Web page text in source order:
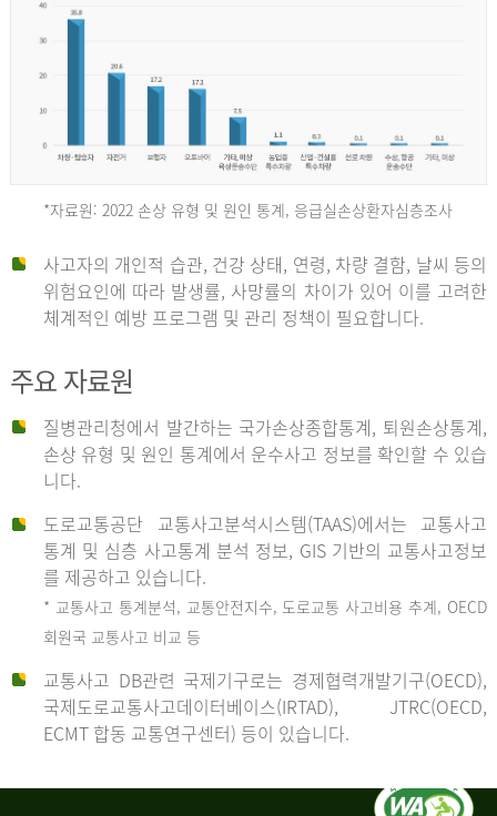
사
*자료원: 2022 손상 유형 및 원인 통계, 응급실손상환자심층조사
사고자의 개인적 습관, 건강 상태, 연령, 차량 결함, 날씨 등의
위험요인에 따라 발생률, 사망률의 차이가 있어 이를 고려한
체계적인 예방 프로그램 및 관리 정책이 필요합니다.
주요 자료원
질병관리청에서 발간하는 국가손상종합통계, 퇴원손상통계,
손상 유형 및 원인 통계에서 운수사고 정보를 확인할 수 있습
니다.
도로교통공단 교통사고분석시스템(TAAS)에서는 교통사고
통계 및 심층 사고통계 분석 정보, GIS 기반의 교통사고정보
를 제공하고 있습니다.
* 교통사고 통계분석, 교통안전지수, 도로교통 사고비용 추계, OECD
회원국 교통사고 비교 등
교통사고 DB관련 국제기구로는 경제협력개발기구(OECD),
국제도로교통사고데이터베이스(IRTAD), JTRC(OECD,
ECMT 합동 교통연구센터) 등이 있습니다.